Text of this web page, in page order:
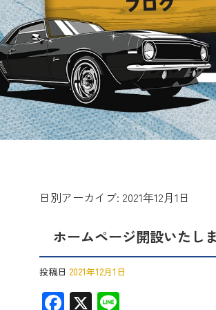
日別アーカイブ: 2021年12月1日
ホームページ開設いたし
投稿日 2021年12月1日
F X